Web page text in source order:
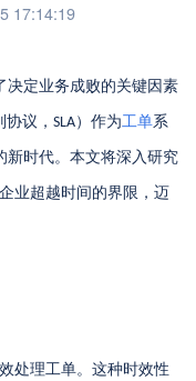
17:14:19
决定业务成败的关键因素
协议，SLA）作为工单系
新时代。本文将深入研究
业超越时间的界限，迈
处理工单。这种时效性